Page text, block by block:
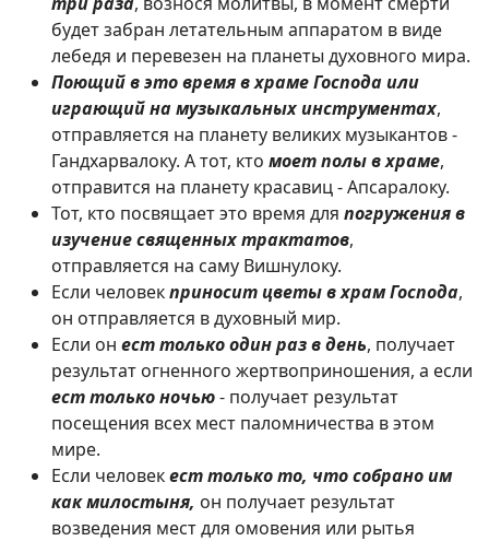
будет забран летательным аппаратом в виде
лебедя и перевезен на планеты духовного мира.
Поющий в это время в храме Господа или
играющий на музыкальных инструментах,
отправляется на планету великих музыкантов -
Гандхарвалоку. А тот, кто моет полы в храме,
отправится на планету красавиц - Апсаралоку.
Тот, кто посвящает это время для погружения в
изучение священных трактатов,
отправляется на саму Вишнулоку.
Если человекприносит цветы в храм Господа,
он отправляется в духовный мир.
Если он ест только один раз в день, получает
результат огненного жертвоприношения, а если
ест только ночью- получает результат
посещения всех мест паломничества в этом
мире.
Если человекест только то, что собрано им
как милостыня, он получает результат
возведения мест для омовения или рытья